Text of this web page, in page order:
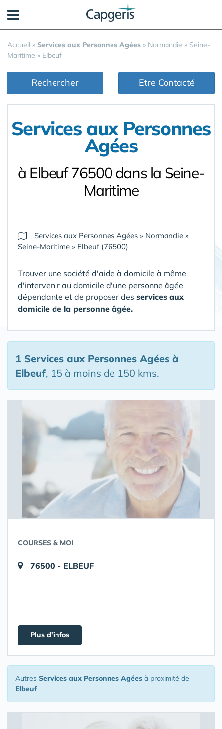
Accueil » Services aux Personnes Agées » Normandie » Seine-
Maritime » Elbeuf
Rechercher Etre Contacté
Services aux Personnes
Agées
à Elbeuf 76500 dans la Seine-
Maritime
Services aux Personnes Agées » Normandie »
Seine-Maritime » Elbeuf (76500)
Trouver une société d'aide à domicile à même
d'intervenir au domicile d'une personne âgée
dépendante et de proposer des services aux
domicile de la personne âgée.
1 Services aux Personnes Agées à
Elbeuf, 15 à moins de 150 kms.
COURSES & MOI
76500 - ELBEUF
Plus d'infos
Autres Services aux Personnes Agées à proximité de
Elbeuf